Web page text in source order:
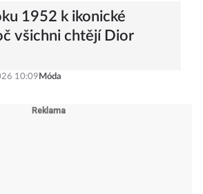
1952 k ikonické
všichni chtějí Dior
10:09 Móda